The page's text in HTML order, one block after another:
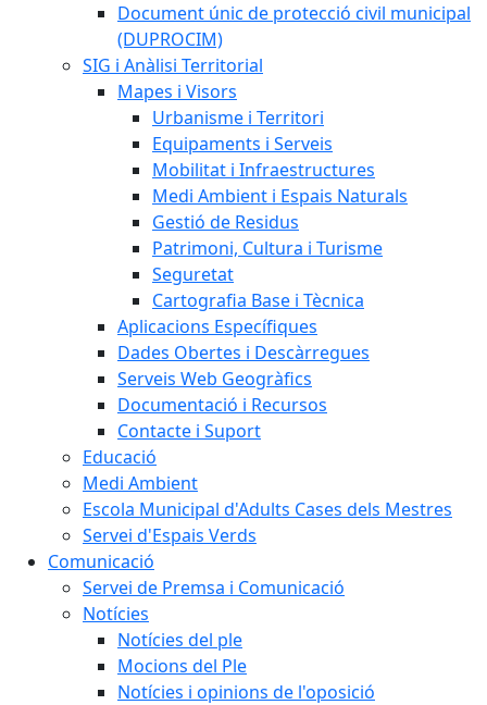
Document únic de protecció civil municipal
(DUPROCIM)
SIG i Anàlisi Territorial
Mapes i Visors
Urbanisme i Territori
Equipaments i Serveis
Mobilitat i Infraestructures
Medi Ambient i Espais Naturals
Gestió de Residus
Patrimoni, Cultura i Turisme
Seguretat
Cartografia Base i Tècnica
Aplicacions Específiques
Dades Obertes i Descàrregues
Serveis Web Geogràfics
Documentació i Recursos
Contacte i Suport
Educació
Medi Ambient
Escola Municipal d'Adults Cases dels Mestres
Servei d'Espais Verds
Comunicació
Servei de Premsa i Comunicació
Notícies
Notícies del ple
Mocions del Ple
Notícies i opinions de l'oposició